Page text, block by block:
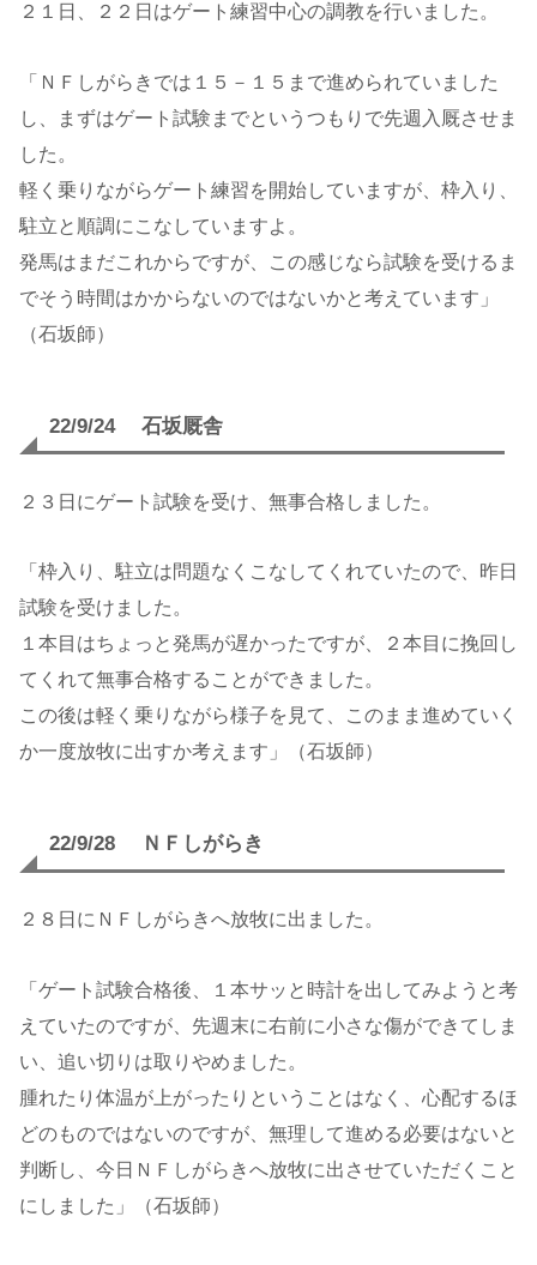
２１日、２２日はゲート練習中心の調教を行いました。
「ＮＦしがらきでは１５－１５まで進められていました
し、まずはゲート試験までというつもりで先週入厩させま
した。
軽く乗りながらゲート練習を開始していますが、枠入り、
駐立と順調にこなしていますよ。
発馬はまだこれからですが、この感じなら試験を受けるま
でそう時間はかからないのではないかと考えています」
（石坂師）
22/9/24 石坂厩舎
２３日にゲート試験を受け、無事合格しました。
「枠入り、駐立は問題なくこなしてくれていたので、昨日
試験を受けました。
１本目はちょっと発馬が遅かったですが、２本目に挽回し
てくれて無事合格することができました。
この後は軽く乗りながら様子を見て、このまま進めていく
か一度放牧に出すか考えます」（石坂師）
22/9/28 ＮＦしがらき
２８日にＮＦしがらきへ放牧に出ました。
「ゲート試験合格後、１本サッと時計を出してみようと考
えていたのですが、先週末に右前に小さな傷ができてしま
い、追い切りは取りやめました。
腫れたり体温が上がったりということはなく、心配するほ
どのものではないのですが、無理して進める必要はないと
判断し、今日ＮＦしがらきへ放牧に出させていただくこと
にしました」（石坂師）